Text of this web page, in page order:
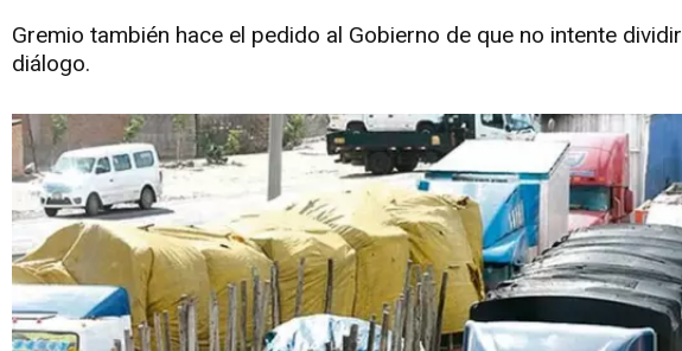
Gremio también hace el pedido al Gobierno de que no intente
diálogo.